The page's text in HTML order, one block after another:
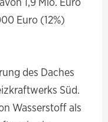
Euro (12%)
des Daches
Süd.
Wasserstoff als